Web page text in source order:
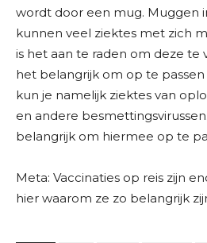
wordt door een mug. Muggen
kunnen veel ziektes met zich
is het aan te raden om deze te
het belangrijk om op te
kun je namelijk ziektes van
en andere
belangrijk om hiermee op te
Meta: Vaccinaties op reis zijn
hier waarom ze zo belangrijk